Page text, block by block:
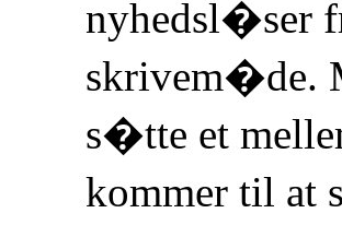
nyhedsl�ser
skrivem�de.
s�tte et
kommer til at